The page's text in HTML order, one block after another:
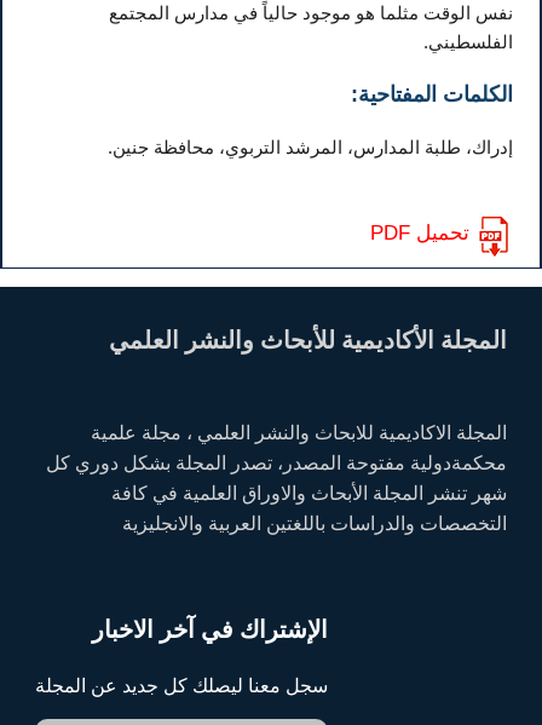
نفس الوقت مثلما هو موجود حالياً في مدارس المجتمع
الفلسطيني.
الكلمات المفتاحية:
إدراك، طلبة المدارس، المرشد التربوي، محافظة جنين.
تحميل PDF
المجلة الأكاديمية للأبحاث والنشر العلمي
المجلة الاكاديمية للابحاث والنشر العلمي ، مجلة علمية
محكمةدولية مفتوحة المصدر، تصدر المجلة بشكل دوري كل
شهر تنشر المجلة الأبحاث والاوراق العلمية في كافة
التخصصات والدراسات باللغتين العربية والانجليزية
الإشتراك في آخر الاخبار
سجل معنا ليصلك كل جديد عن المجلة